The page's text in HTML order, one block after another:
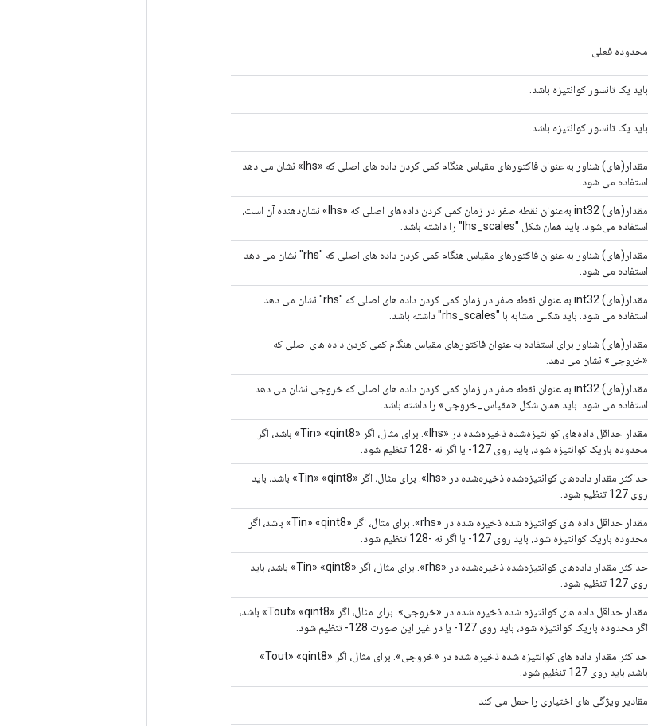
محدوده فعلی
باید یک تانسور کوانتیزه باشد.
باید یک تانسور کوانتیزه باشد.
مقدار(های) شناور به عنوان فاکتورهای مقیاس هنگام کمی کردن داده های اصلی که «lhs» نشان می دهد
استفاده می شود.
مقدار(های) int32 به‌عنوان نقطه صفر در زمان کمی کردن داده‌های اصلی که «lhs» نشان‌دهنده آن است،
استفاده می‌شود. باید همان شکل "lhs_scales" را داشته باشد.
مقدار(های) شناور به عنوان فاکتورهای مقیاس هنگام کمی کردن داده های اصلی که "rhs" نشان می دهد
استفاده می شود.
مقدار(های) int32 به عنوان نقطه صفر در زمان کمی کردن داده های اصلی که "rhs" نشان می دهد
استفاده می شود. باید شکلی مشابه با "rhs_scales" داشته باشد.
مقدار(های) شناور برای استفاده به عنوان فاکتورهای مقیاس هنگام کمی کردن داده های اصلی که
«خروجی» نشان می دهد.
مقدار(های) int32 به عنوان نقطه صفر در زمان کمی کردن داده های اصلی که خروجی نشان می دهد
استفاده می شود. باید همان شکل «مقیاس_خروجی» را داشته باشد.
مقدار حداقل داده‌های کوانتیزه‌شده ذخیره‌شده در «lhs». برای مثال، اگر «Tin» «qint8» باشد، اگر
محدوده باریک کوانتیزه شود، باید روی 127- یا اگر نه -128 تنظیم شود.
حداکثر مقدار داده‌های کوانتیزه‌شده ذخیره‌شده در «lhs». برای مثال، اگر «Tin» «qint8» باشد، باید
روی 127 تنظیم شود.
مقدار حداقل داده های کوانتیزه شده ذخیره شده در «rhs». برای مثال، اگر «Tin» «qint8» باشد، اگر
محدوده باریک کوانتیزه شود، باید روی 127- یا اگر نه -128 تنظیم شود.
حداکثر مقدار داده‌های کوانتیزه‌شده ذخیره‌شده در «rhs». برای مثال، اگر «Tin» «qint8» باشد، باید
روی 127 تنظیم شود.
مقدار حداقل داده های کوانتیزه شده ذخیره شده در «خروجی». برای مثال، اگر «Tout» «qint8» باشد،
اگر محدوده باریک کوانتیزه شود، باید روی 127- یا در غیر این صورت 128- تنظیم شود.
حداکثر مقدار داده های کوانتیزه شده ذخیره شده در «خروجی». برای مثال، اگر «Tout» «qint8»
باشد، باید روی 127 تنظیم شود.
مقادیر ویژگی های اختیاری را حمل می کند